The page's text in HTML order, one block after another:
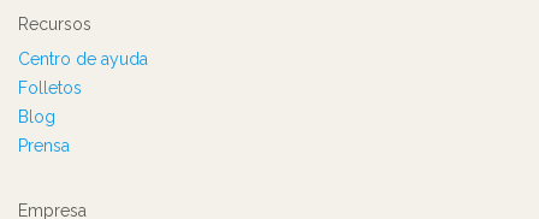
Recursos
Centro de ayuda
Folletos
Blog
Prensa
Empresa